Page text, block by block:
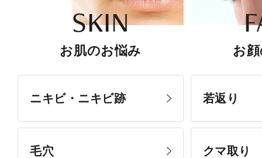
SKIN
お肌のお悩み
ニキビ・ニキビ跡
毛穴
お
若返り
クマ取り